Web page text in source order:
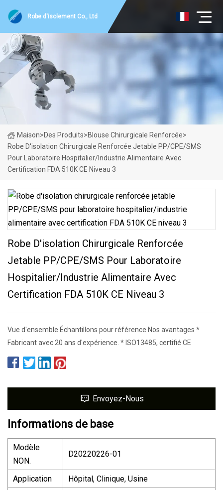
Robe d'isolement Co., Ltd
Maison>Des Produits>Blouse Chirurgicale Renforcée>
Robe D'isolation Chirurgicale Renforcée Jetable PP/CPE/SMS
Pour Laboratoire Hospitalier/industrie Alimentaire Avec
Certification FDA 510K CE Niveau 3
Robe D'isolation Chirurgicale Renforcée
Jetable PP/CPE/SMS Pour Laboratoire
Hospitalier/industrie Alimentaire Avec
Certification FDA 510K CE Niveau 3
Vue d'ensemble Échantillons pour référence Nos avantages *
Fabricant avec 20 ans d'expérience. * ISO13485, certifié CE
Envoyez-Nous
Informations de base
Modèle
NON.
D20220226-01
Application
Hôpital, Clinique, Usine